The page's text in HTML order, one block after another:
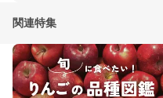
関連特集